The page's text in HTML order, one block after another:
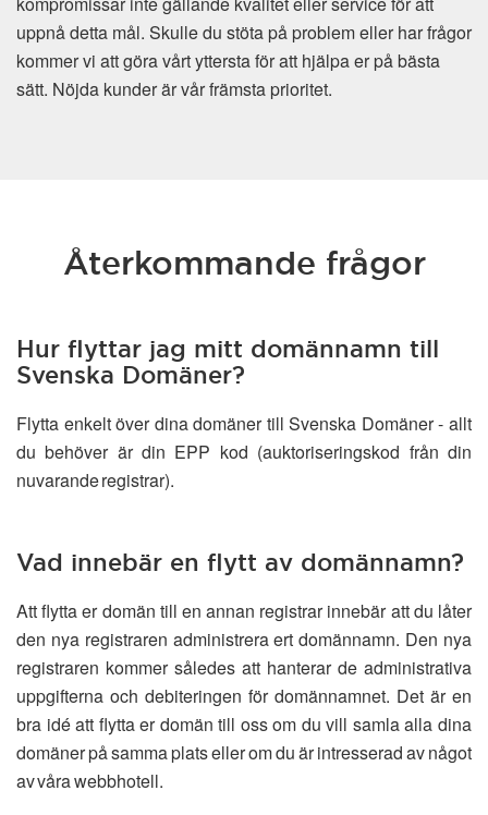
uppnå detta mål. Skulle du stöta på problem eller har frågor
kommer vi att göra vårt yttersta för att hjälpa er på bästa
sätt. Nöjda kunder är vår främsta prioritet.
Återkommande frågor
Hur flyttar jag mitt domännamn till
Svenska Domäner?
Flytta enkelt över dina domäner till Svenska Domäner - allt
du behöver är din EPP kod (auktoriseringskod från din
nuvarande registrar).
Vad innebär en flytt av domännamn?
Att flytta er domän till en annan registrar innebär att du låter
den nya registraren administrera ert domännamn. Den nya
registraren kommer således att hanterar de administrativa
uppgifterna och debiteringen för domännamnet. Det är en
bra idé att flytta er domän till oss om du vill samla alla dina
domäner på samma plats eller om du är intresserad av något
av våra webbhotell.